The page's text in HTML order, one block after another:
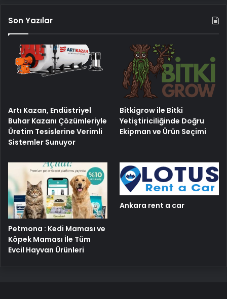
Son Yazılar
Artı Kazan, Endüstriyel
Buhar Kazanı Çözümleriyle
Üretim Tesislerine Verimli
Sistemler Sunuyor
Bitkigrow ile Bitki
Yetiştiriciliğinde Doğru
Ekipman ve Ürün Seçimi
Petmona : Kedi Maması ve
Köpek Maması İle Tüm
Evcil Hayvan Ürünleri
Ankara rent a car